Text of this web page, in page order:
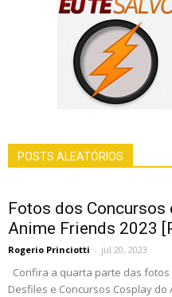
POSTS ALEATÓRIOS
Fotos dos Concursos
Anime Friends 2023
Rogerio Princiotti - jul 20, 2023
Confira a quarta parte das
Desfiles e Concursos Cosplay do